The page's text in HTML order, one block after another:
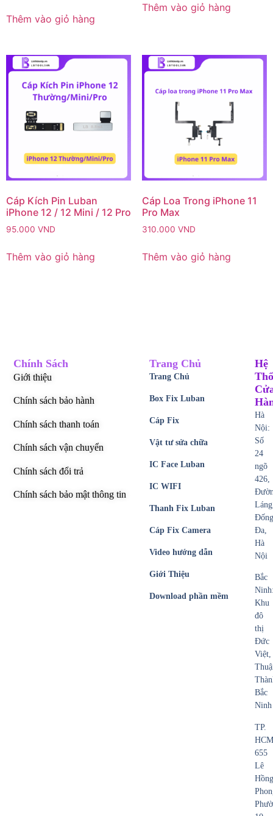
Thêm vào giỏ hàng
Thêm vào giỏ hàng
Cáp Kích Pin Luban
iPhone 12 / 12 Mini / 12 Pro
95.000 VND
Thêm vào giỏ hàng
Cáp Loa Trong iPhone 11
Pro Max
310.000 VND
Thêm vào giỏ hàng
Trang Chủ
Trang Chủ
Box Fix Luban
Cáp Fix
Vật tư sửa chữa
IC Face Luban
IC WIFI
Thanh Fix Luban
Cáp Fix Camera
Video hướng dẫn
Giới Thiệu
Download phần mềm
Chính Sách
Giới thiệu
Chính sách bảo hành
Chính sách thanh toán
Chính sách vận chuyển
Chính sách đổi trả
Chính sách bảo mật thông tin
Hệ
Hà
Nội:
Số
24
ngõ
426,
Đống
Đa,
Hà
Nội
Bắc
Khu
đô
thị
Đức
Việt,
Bắc
Ninh
TP.
655
Lê
Hồng